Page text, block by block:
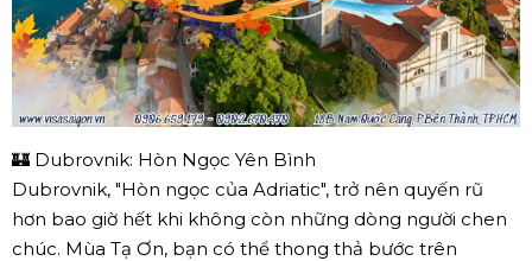
🏰 Dubrovnik: Hòn Ngọc Yên Bình
Dubrovnik, "Hòn ngọc của Adriatic", trở nên quyến rũ
hơn bao giờ hết khi không còn những dòng người chen
chúc. Mùa Tạ Ơn, bạn có thể thong thả bước trên